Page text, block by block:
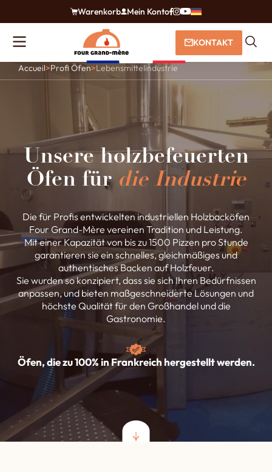
Warenkorb Mein Konto
KONTAKT
Accueil>Profi Öfen>Lebensmittelindustrie
Unsere holzbefeuerten
Öfen für die Industrie
Die für Profis entwickelten industriellen Holzbacköfen
Four Grand-Mère vereinen Tradition und Leistung.
Mit einer Kapazität von bis zu 1500 Pizzen pro Stunde
garantieren sie ein schnelles, gleichmäßiges und
authentisches Backen auf Holzfeuer.
Sie wurden so konzipiert, dass sie sich Ihren Bedürfnissen
anpassen, und bieten maßgeschneiderte Lösungen und
höchste Qualität für den Großhandel und die
Gastronomie.
Öfen, die zu 100% in Frankreich hergestellt werden.